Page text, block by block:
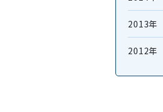
2013年
2012年